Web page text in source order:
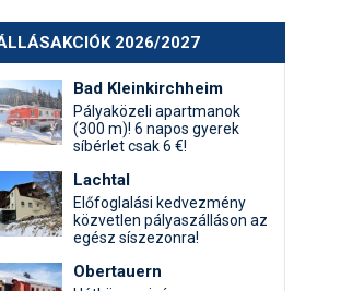
2026/2027
Bad Kleinkirchheim
Pályaközeli apartmanok
(300 m)! 6 napos gyerek
síbérlet csak 6 €!
Lachtal
Előfoglalási kedvezmény
közvetlen pályaszálláson az
egész síszezonra!
Obertauern